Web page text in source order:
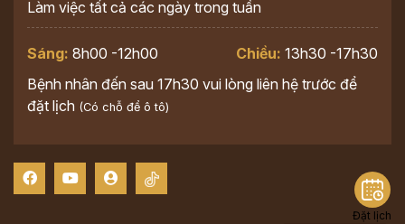
Làm việc tất cả các ngày trong tuần
Sáng: 8h00 -12h00 Chiều: 13h30 -17h30
Bệnh nhân đến sau 17h30 vui lòng liên hệ trước để
đặt lịch (Có chỗ để ô tô)
Đặt lịch